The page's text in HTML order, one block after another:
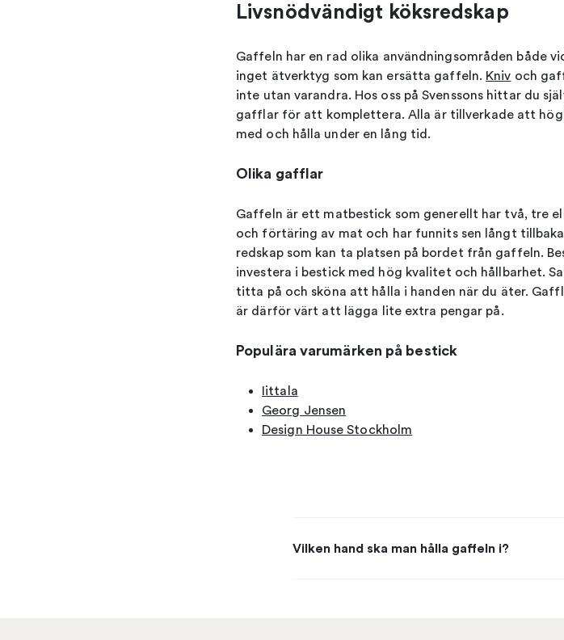
Livsnödvändigt köksredskap
Gaffeln har en rad olika användningsområden både
inget ätverktyg som kan ersätta gaffeln. Kniv och
inte utan varandra. Hos oss på Svenssons hittar du
gafflar för att komplettera. Alla är tillverkade att
med och hålla under en lång tid.
Olika gafflar
Gaffeln är ett matbestick som generellt har två, tre
och förtäring av mat och har funnits sen långt
redskap som kan ta platsen på bordet från gaffeln.
investera i bestick med hög kvalitet och hållbarhet.
titta på och sköna att hålla i handen när du äter.
är därför värt att lägga lite extra pengar på.
Populära varumärken på bestick
Iittala
Georg Jensen
Design House Stockholm
Vilken hand ska man hålla gaffeln i?